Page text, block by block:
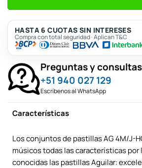
HASTA 6 CUOTAS SIN INTERESES
Compra con total seguridad · Aplican T&C
Preguntas y consultas
+51 940 027 129
Escríbenos al WhatsApp
Características
Los conjuntos de pastillas AG 4M/J-
músicos todas las características por
conocidas las pastillas Aguilar: